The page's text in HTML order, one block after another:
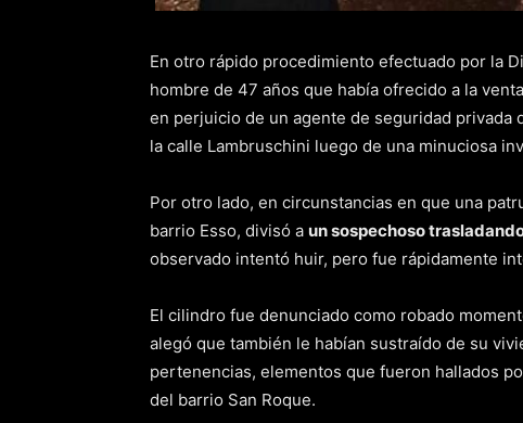
En otro rápido procedimiento efectuado por la
hombre de 47 años que había ofrecido a la
en perjuicio de un agente de seguridad privada
la calle Lambruschini luego de una minuciosa
Por otro lado, en circunstancias en que una
barrio Esso, divisó a un sospechoso
observado intentó huir, pero fue rápidamente
El cilindro fue denunciado como robado
alegó que también le habían sustraído de su
pertenencias, elementos que fueron hallados
del barrio San Roque.